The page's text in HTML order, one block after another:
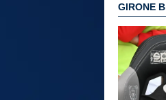
GIRONE B